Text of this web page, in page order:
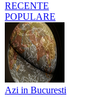
RECENTE
POPULARE
Azi in Bucuresti